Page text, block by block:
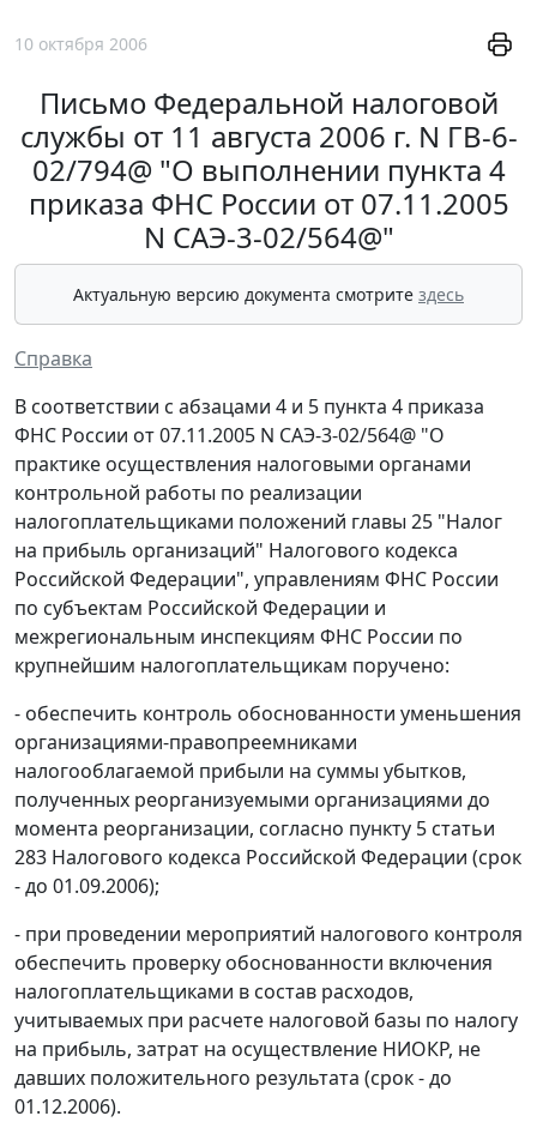
10 октября 2006
Письмо Федеральной налоговой
службы от 11 августа 2006 г. N ГВ-6-
02/794@ "О выполнении пункта 4
приказа ФНС России от 07.11.2005
N САЭ-3-02/564@"
Актуальную версию документа смотрите здесь
Справка
В соответствии с абзацами 4 и 5 пункта 4 приказа
ФНС России от 07.11.2005 N САЭ-3-02/564@ "О
практике осуществления налоговыми органами
контрольной работы по реализации
налогоплательщиками положений главы 25 "Налог
на прибыль организаций" Налогового кодекса
Российской Федерации", управлениям ФНС России
по субъектам Российской Федерации и
межрегиональным инспекциям ФНС России по
крупнейшим налогоплательщикам поручено:
- обеспечить контроль обоснованности уменьшения
организациями-правопреемниками
налогооблагаемой прибыли на суммы убытков,
полученных реорганизуемыми организациями до
момента реорганизации, согласно пункту 5 статьи
283 Налогового кодекса Российской Федерации (срок
- до 01.09.2006);
- при проведении мероприятий налогового контроля
обеспечить проверку обоснованности включения
налогоплательщиками в состав расходов,
учитываемых при расчете налоговой базы по налогу
на прибыль, затрат на осуществление НИОКР, не
давших положительного результата (срок - до
01.12.2006).